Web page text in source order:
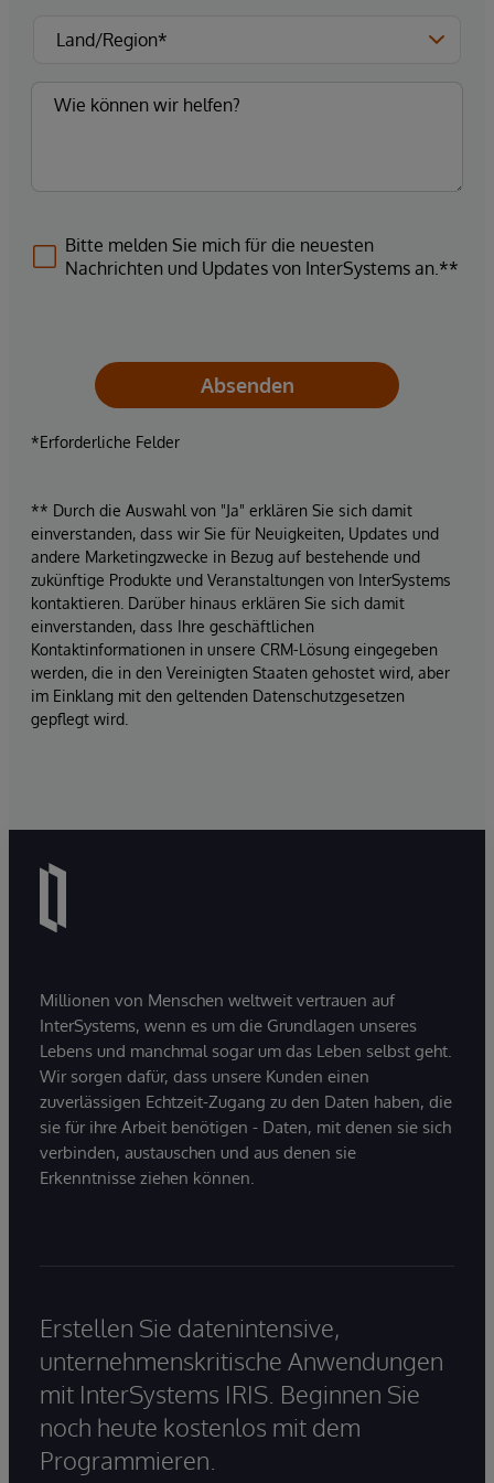
Bitte melden Sie mich für die neuesten
Nachrichten und Updates von InterSystems an.**
Absenden
*Erforderliche Felder
** Durch die Auswahl von "Ja" erklären Sie sich damit
einverstanden, dass wir Sie für Neuigkeiten, Updates und
andere Marketingzwecke in Bezug auf bestehende und
zukünftige Produkte und Veranstaltungen von InterSystems
kontaktieren. Darüber hinaus erklären Sie sich damit
einverstanden, dass Ihre geschäftlichen
Kontaktinformationen in unsere CRM-Lösung eingegeben
werden, die in den Vereinigten Staaten gehostet wird, aber
im Einklang mit den geltenden Datenschutzgesetzen
gepflegt wird.
Millionen von Menschen weltweit vertrauen auf
InterSystems, wenn es um die Grundlagen unseres
Lebens und manchmal sogar um das Leben selbst geht.
Wir sorgen dafür, dass unsere Kunden einen
zuverlässigen Echtzeit-Zugang zu den Daten haben, die
sie für ihre Arbeit benötigen - Daten, mit denen sie sich
verbinden, austauschen und aus denen sie
Erkenntnisse ziehen können.
Erstellen Sie datenintensive,
unternehmenskritische Anwendungen
mit InterSystems IRIS. Beginnen Sie
noch heute kostenlos mit dem
Programmieren.